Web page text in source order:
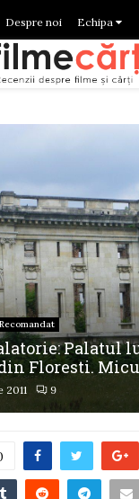
Despre noi Echipa
Recomandat
Palatul
Floresti.
2011 9